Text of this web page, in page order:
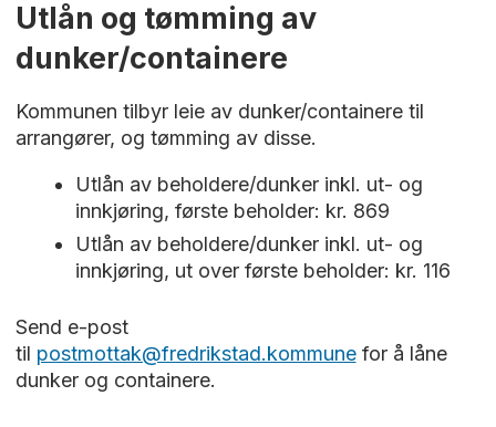
Utlån og tømming av
dunker/containere
Kommunen tilbyr leie av dunker/containere til
arrangører, og tømming av disse.
Utlån av beholdere/dunker inkl. ut- og
innkjøring, første beholder: kr. 869
Utlån av beholdere/dunker inkl. ut- og
innkjøring, ut over første beholder: kr. 116
Send e-post
til postmottak@fredrikstad.kommunefor å låne
dunker og containere.